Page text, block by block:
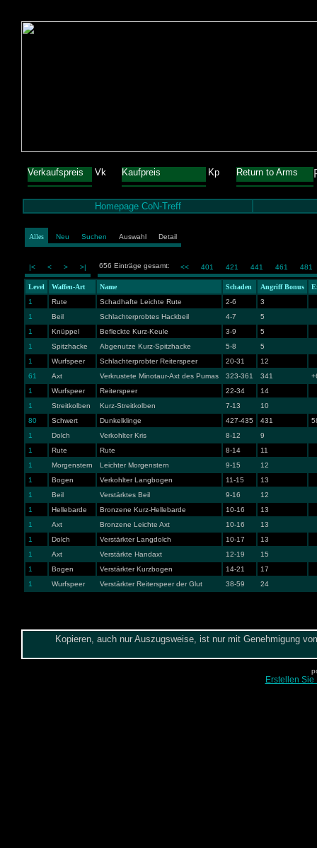
Verkaufspreis Vk Kaufpreis Kp Return to Arms
Homepage CoN-Treff
Alles Neu Suchen Auswahl Detail
|< < > >| 656 Einträge gesamt: << 401 421 441 461 481
Level Waffen-Art Name Schaden Angriff Bonus
1
Rute Schadhafte Leichte Rute 2-6
3
1
Beil Schlachterprobtes Hackbeil 4-7
5
1
Knüppel Befleckte Kurz-Keule 3-9
5
1
Spitzhacke Abgenutze Kurz-Spitzhacke 5-8
5
1
Wurfspeer Schlachterprobter Reiterspeer 20-31
12
61
Axt Verkrustete Minotaur-Axt des Pumas 323-361 341
1
Wurfspeer Reiterspeer 22-34
14
1
Streitkolben Kurz-Streitkolben 7-13
10
80
Schwert Dunkelklinge 427-435 431
1
Dolch Verkohlter Kris 8-12
9
1
Rute Rute 8-14
11
1
Morgenstern Leichter Morgenstern 9-15
12
1
Bogen Verkohlter Langbogen 11-15
13
1
Beil Verstärktes Beil 9-16
12
1
Hellebarde Bronzene Kurz-Hellebarde 10-16
13
1
Axt Bronzene Leichte Axt 10-16
13
1
Dolch Verstärkter Langdolch 10-17
13
1
Axt Verstärkte Handaxt 12-19
15
1
Bogen Verstärkter Kurzbogen 14-21
17
1
Wurfspeer Verstärkter Reiterspeer der Glut 38-59 24
Kopieren, auch nur Auszugsweise, ist nur mit Genehmigung
Erstellen